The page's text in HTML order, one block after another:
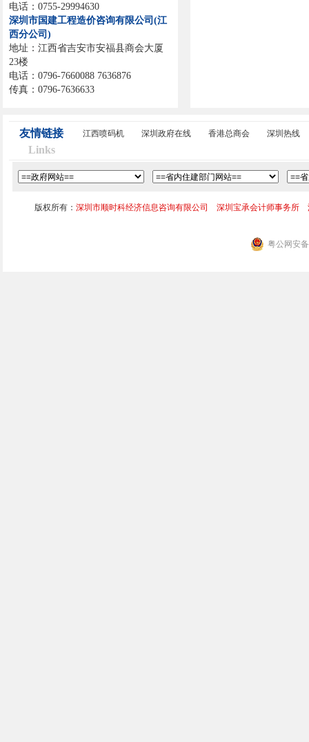
电话：0755-29994630
深圳市国建工程造价咨询有限公司(江
西分公司)
地址：江西省吉安市安福县商会大厦
23楼
电话：0796-7660088 7636876
传真：0796-7636633
友情链接
Links
江西喷码机 深圳政府在线 香港总商会 深圳热线
版权所有： 深圳市顺时科经济信息咨询有限公司 深圳宝承会计师事务所
粤公网安备